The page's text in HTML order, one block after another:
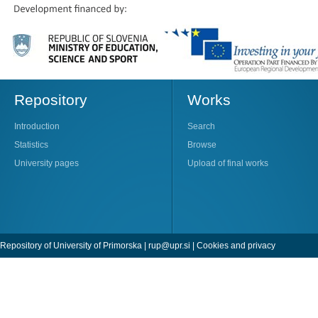
Repository
Introduction
Statistics
University pages
Works
Search
Browse
Upload of final works
Repository of University of Primorska | rup@upr.si | Cookies and privacy